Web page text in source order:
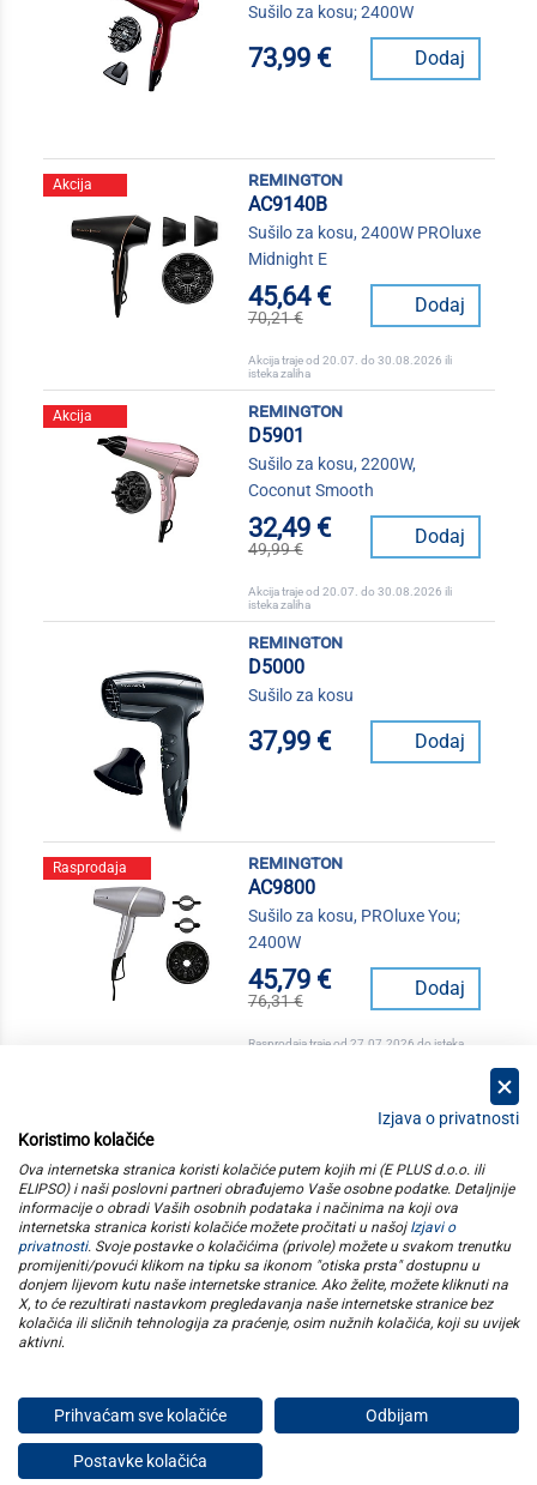
Sušilo za kosu; 2400W
73,99 € Dodaj
Akcija
remington
AC9140B
Sušilo za kosu, 2400W PROluxe
Midnight E
45,64 €
70,21 €
Dodaj
Akcija traje od 20.07. do 30.08.2026 ili
isteka zaliha
Akcija
remington
D5901
Sušilo za kosu, 2200W,
Coconut Smooth
32,49 €
49,99 €
Dodaj
Akcija traje od 20.07. do 30.08.2026 ili
isteka zaliha
remington
D5000
Sušilo za kosu
37,99 € Dodaj
Rasprodaja
remington
AC9800
Sušilo za kosu, PROluxe You;
2400W
45,79 €
76,31 €
Dodaj
Rasprodaja traje od 27.07.2026 do isteka
kategorije
elipso
informacije
pratite nas
E plus d.o.o. © Copyright 2026
Izjava o privatnosti
Koristimo kolačiće
Ova internetska stranica koristi kolačiće putem kojih mi (E PLUS d.o.o. ili
ELIPSO) i naši poslovni partneri obrađujemo Vaše osobne podatke. Detaljnije
informacije o obradi Vaših osobnih podataka i načinima na koji ova
internetska stranica koristi kolačiće možete pročitati u našoj Izjavi o
privatnosti. Svoje postavke o kolačićima (privole) možete u svakom trenutku
promijeniti/povući klikom na tipku sa ikonom "otiska prsta" dostupnu u
donjem lijevom kutu naše internetske stranice. Ako želite, možete kliknuti na
X, to će rezultirati nastavkom pregledavanja naše internetske stranice bez
kolačića ili sličnih tehnologija za praćenje, osim nužnih kolačića, koji su uvijek
aktivni.
Prihvaćam sve kolačiće Odbijam
Postavke kolačića